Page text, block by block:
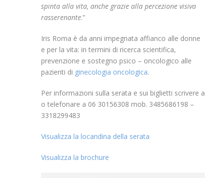
spinta alla vita, anche grazie alla percezione visiva
rasserenante.”
Iris Roma è da anni impegnata affianco alle donne
e per la vita: in termini di ricerca scientifica,
prevenzione e sostegno psico – oncologico alle
pazienti di ginecologia oncologica.
Per informazioni sulla serata e sui biglietti scrivere a
o telefonare a 06 30156308 mob. 3485686198 –
3318299483
Visualizza la locandina della serata
Visualizza la brochure